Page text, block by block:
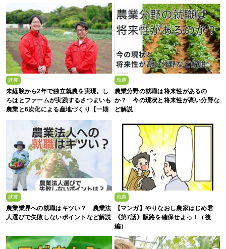
就農
未経験から2年で独立就農を実現。し
ろはとファームが実践するさつまいも
農業と6次化による産地づくり【一期
生募集】
就農
農業分野の就職は将来性があるの
か？ 今の現状と将来性が高い分野な
ど解説
就農
農業業界への就職はキツい？ 農業法
人選びで失敗しないポイントなど解説
就農
【マンガ】やりなおし農家はじめ君
《第7話》販路を確保せよっ！（後
編）